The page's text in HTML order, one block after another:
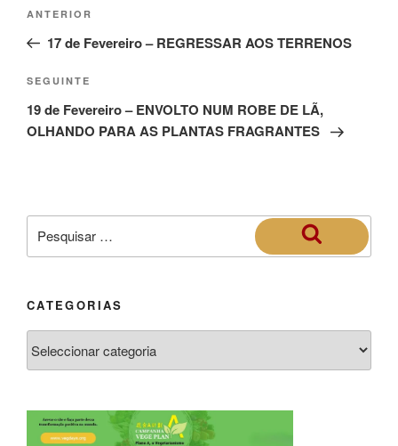
ANTERIOR
17 de Fevereiro – REGRESSAR AOS TERRENOS
SEGUINTE
19 de Fevereiro – ENVOLTO NUM ROBE DE LÃ,
OLHANDO PARA AS PLANTAS FRAGRANTES
CATEGORIAS